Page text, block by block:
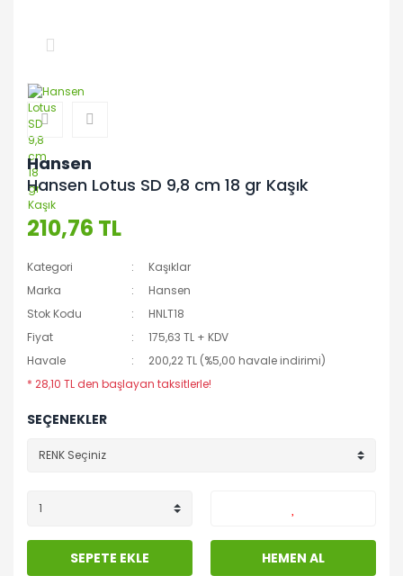
Hansen
Hansen Lotus SD 9,8 cm 18 gr Kaşık
210,76 TL
Kategori
Kaşıklar
Marka
Hansen
Stok Kodu
HNLT18
Fiyat
175,63 TL + KDV
Havale
200,22 TL (%5,00 havale indirimi)
* 28,10 TL den başlayan taksitlerle!
SEÇENEKLER
SEPETE EKLE HEMEN AL